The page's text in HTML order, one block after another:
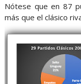
Nótese que en 87
más que el clásico